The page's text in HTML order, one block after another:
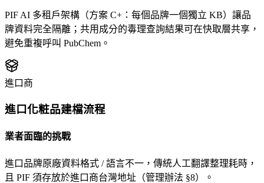
PIF AI 多租戶架構（方案 C+：每個品牌一個獨立 KB）讓品
牌資料完全隔離；共用成分的毒理查詢結果可在快取層共享，
避免重複呼叫 PubChem。
進口商
進口化粧品建檔流程
業者面臨的挑戰
進口品牌原廠資料格式 / 語言不一，傳統人工翻譯整理耗時，
且 PIF 須存放於進口商台灣地址（管理辦法 §8）。